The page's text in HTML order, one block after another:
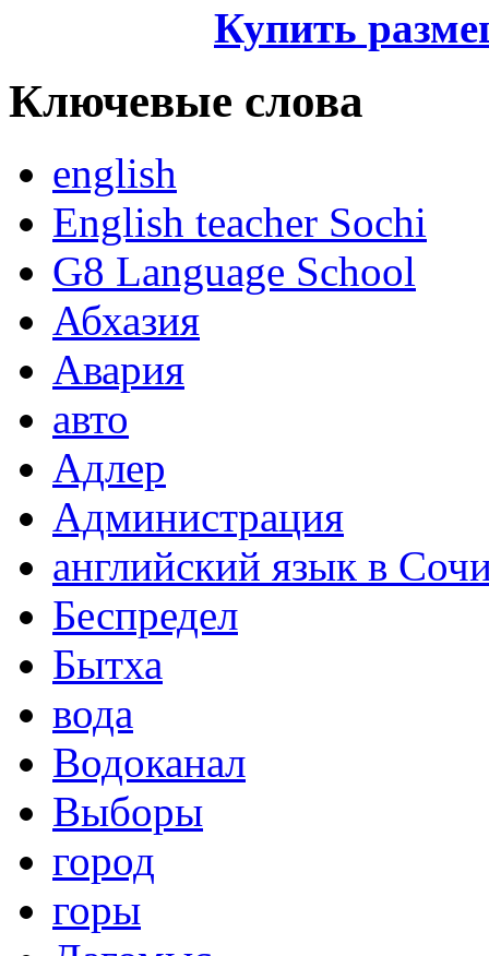
Купить
Ключевые слова
english
English teacher Sochi
G8 Language School
Абхазия
Авария
авто
Адлер
Администрация
английский язык в
Беспредел
Бытха
вода
Водоканал
Выборы
город
горы